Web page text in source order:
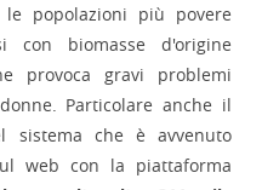
popolazioni più povere
con biomasse d'origine
provoca gravi problemi
Particolare anche il
sistema che è avvenuto
web con la piattaforma